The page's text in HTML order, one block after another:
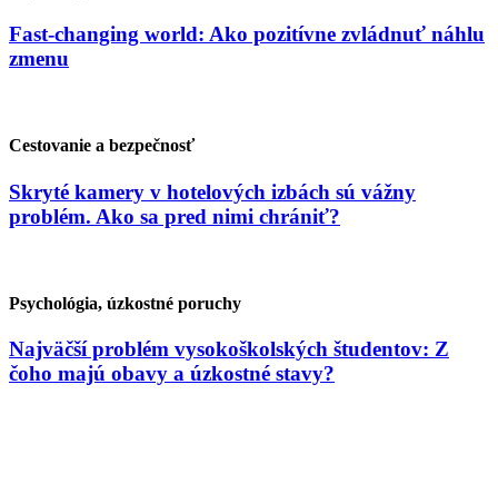
Fast-changing world: Ako pozitívne zvládnuť náhlu
zmenu
Cestovanie a bezpečnosť
Skryté kamery v hotelových izbách sú vážny
problém. Ako sa pred nimi chrániť?
Psychológia, úzkostné poruchy
Najväčší problém vysokoškolských študentov: Z
čoho majú obavy a úzkostné stavy?